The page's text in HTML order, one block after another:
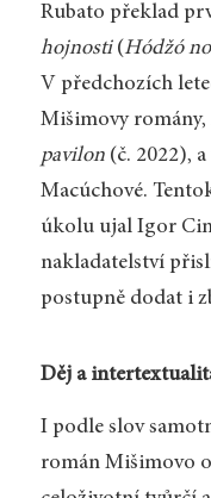
Rubato překlad
hojnosti(Hódžó
V předchozích
Mišimovy romány,
pavilon(č. 2022),
Macúchové.
úkolu ujal Igor
nakladatelství
postupně dodat i
Děj a
I podle slov
román Mišimovo